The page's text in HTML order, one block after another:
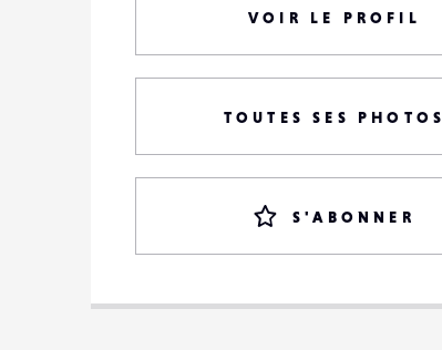
VOIR LE PROFIL
TOUTES SES PHOTOS
S'ABONNER